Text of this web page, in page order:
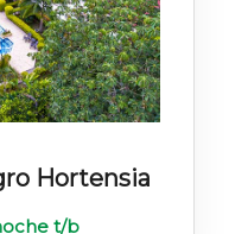
Hortensia
t/b